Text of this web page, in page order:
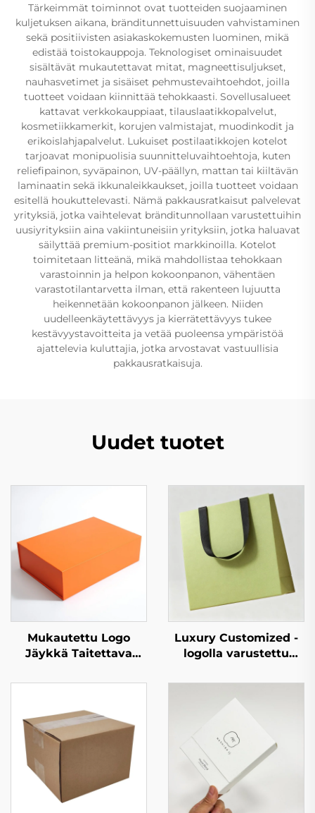
Tärkeimmät toiminnot ovat tuotteiden suojaaminen
kuljetuksen aikana, bränditunnettuisuuden vahvistaminen
sekä positiivisten asiakaskokemusten luominen, mikä
edistää toistokauppoja. Teknologiset ominaisuudet
sisältävät mukautettavat mitat, magneettisuljukset,
nauhasvetimet ja sisäiset pehmustevaihtoehdot, joilla
tuotteet voidaan kiinnittää tehokkaasti. Sovellusalueet
kattavat verkkokauppiaat, tilauslaatikkopalvelut,
kosmetiikkamerkit, korujen valmistajat, muodinkodit ja
erikoislahjapalvelut. Lukuiset postilaatikkojen kotelot
tarjoavat monipuolisia suunnitteluvaihtoehtoja, kuten
reliefipainon, syväpainon, UV-päällyn, mattan tai kiiltävän
laminaatin sekä ikkunaleikkaukset, joilla tuotteet voidaan
esitellä houkuttelevasti. Nämä pakkausratkaisut palvelevat
yrityksiä, jotka vaihtelevat bränditunnollaan varustettuihin
uusiyrityksiin aina vakiintuneisiin yrityksiin, jotka haluavat
säilyttää premium-positiot markkinoilla. Kotelot
toimitetaan litteänä, mikä mahdollistaa tehokkaan
varastoinnin ja helpon kokoonpanon, vähentäen
varastotilantarvetta ilman, että rakenteen lujuutta
heikennetään kokoonpanon jälkeen. Niiden
uudelleenkäytettävyys ja kierrätettävyys tukee
kestävyystavoitteita ja vetää puoleensa ympäristöä
ajattelevia kuluttajia, jotka arvostavat vastuullisia
pakkausratkaisuja.
Uudet tuotet
Mukautettu Logo
Jäykkä Taitettava
Paperilaatikko Luxus
Pakkauslahjalaatikko
Luxury Customized -
logolla varustettu
kosmetiikka-, kynttilä-
ja hajusteiden
bouttikkeihin